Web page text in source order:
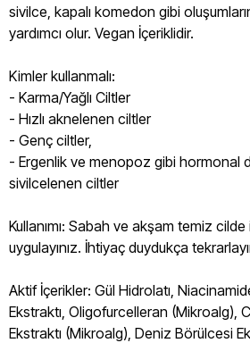
sivilce, kapalı komedon gibi
yardımcı olur. Vegan İçeriklidir.
Kimler kullanmalı:
- Karma/Yağlı Ciltler
- Hızlı aknelenen ciltler
- Genç ciltler,
- Ergenlik ve menopoz gibi hormonal
sivilcelenen ciltler
Kullanımı: Sabah ve akşam temiz
uygulayınız. İhtiyaç duydukça
Aktif İçerikler: Gül Hidrolatı,
Ekstraktı, Oligofurcelleran (Mikroalg),
Ekstraktı (Mikroalg), Deniz Börülcesi